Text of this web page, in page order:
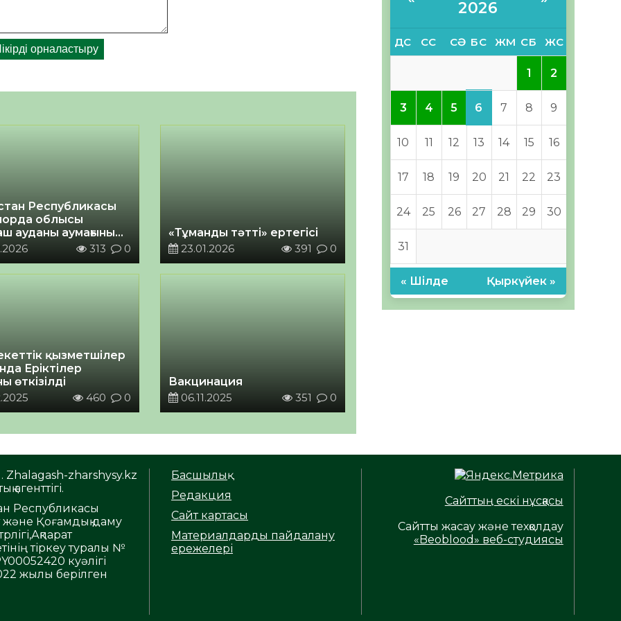
Республикасы
облысы
ауданы аумағының
паспорты313 0
«Тұманды тәтті» ертегісі
23.01.2026
391 0
қызметшілер
Еріктілер
өткізілді
460 0
Вакцинация
06.11.2025
351 0
2026
ДС СС СӘ БС ЖМ СБ ЖС
1 2
3 4 5 6 7 8 9
10 11 12 13 14 15 16
17 18 19 20 21 22 23
24 25 26 27 28 29 30
31
« Шілде Қыркүйек »
Zhalagash-zharshysy.kz
агенттігі.
Республикасы
және Қоғамдық даму
тіркеу туралы №
куәлігі
жылы берілген
Басшылық
Редакция
Сайт картасы
Материалдарды пайдалану
ережелері
Сайттың ескі нұсқасы
Сайтты жасау және техқолдау
«Beoblood» веб-студиясы